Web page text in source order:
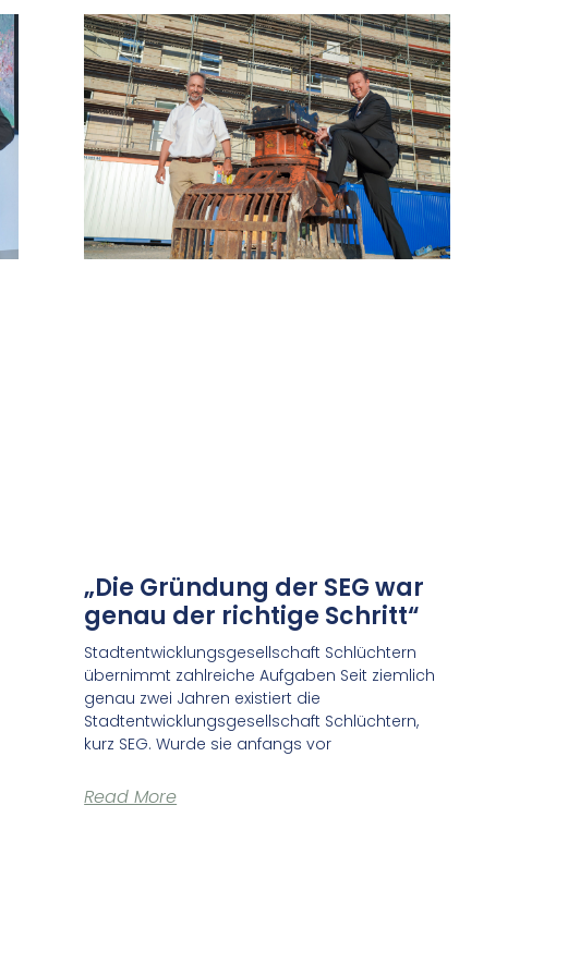
„Die Gründung der SEG war
genau der richtige Schritt“
Stadtentwicklungsgesellschaft Schlüchtern
übernimmt zahlreiche Aufgaben Seit ziemlich
genau zwei Jahren existiert die
Stadtentwicklungsgesellschaft Schlüchtern,
kurz SEG. Wurde sie anfangs vor
Read More